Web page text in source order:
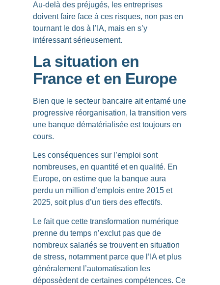
Au-delà des préjugés, les entreprises
doivent faire face à ces risques, non pas en
tournant le dos à l’IA, mais en s’y
intéressant sérieusement.
La situation en
France et en Europe
Bien que le secteur bancaire ait entamé une
progressive réorganisation, la transition vers
une banque dématérialisée est toujours en
cours.
Les conséquences sur l’emploi sont
nombreuses, en quantité et en qualité. En
Europe, on estime que la banque aura
perdu un million d’emplois entre 2015 et
2025, soit plus d’un tiers des effectifs.
Le fait que cette transformation numérique
prenne du temps n’exclut pas que de
nombreux salariés se trouvent en situation
de stress, notamment parce que l’IA et plus
généralement l’automatisation les
dépossèdent de certaines compétences. Ce